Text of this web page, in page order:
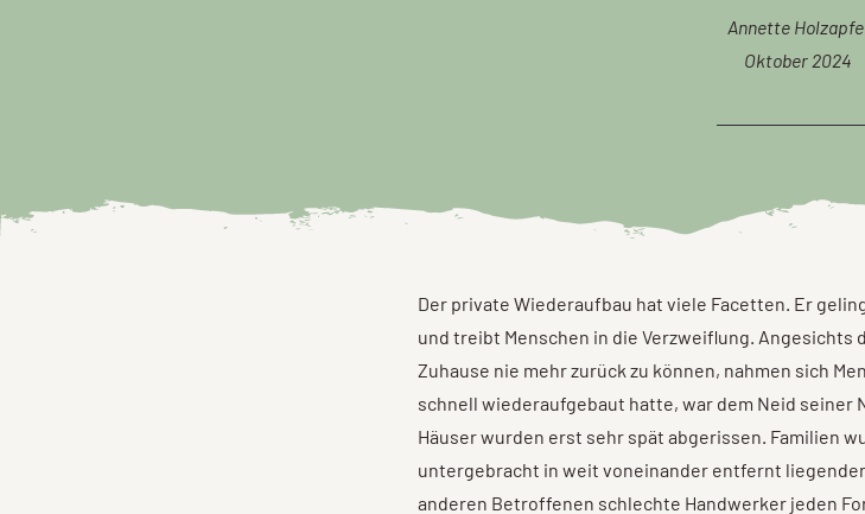
Annette
Oktober 2024
Der private Wiederaufbau hat viele Facetten. Er
und treibt Menschen in die Verzweiflung.
Zuhause nie mehr zurück zu können, nahmen sich
schnell wiederaufgebaut hatte, war dem Neid seiner
Häuser wurden erst sehr spät abgerissen. Familien
untergebracht in weit voneinander entfernt
anderen Betroffenen schlechte Handwerker jeden